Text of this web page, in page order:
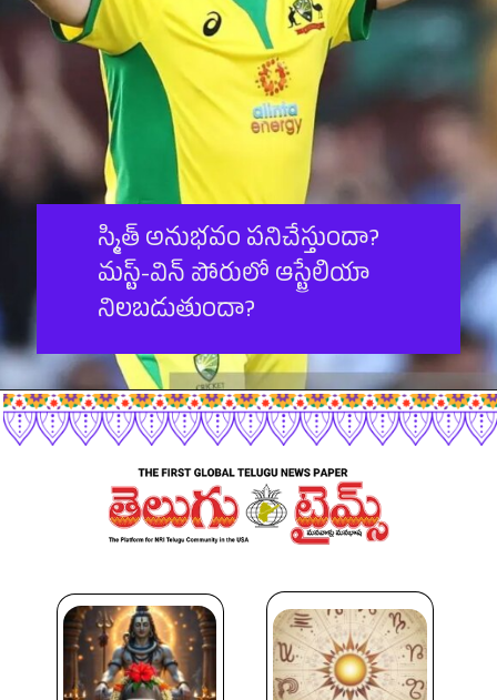
స్మిత్ అనుభవం పనిచేస్తుందా?
మస్ట్-విన్ పోరులో ఆస్ట్రేలియా
నిలబడుతుందా?